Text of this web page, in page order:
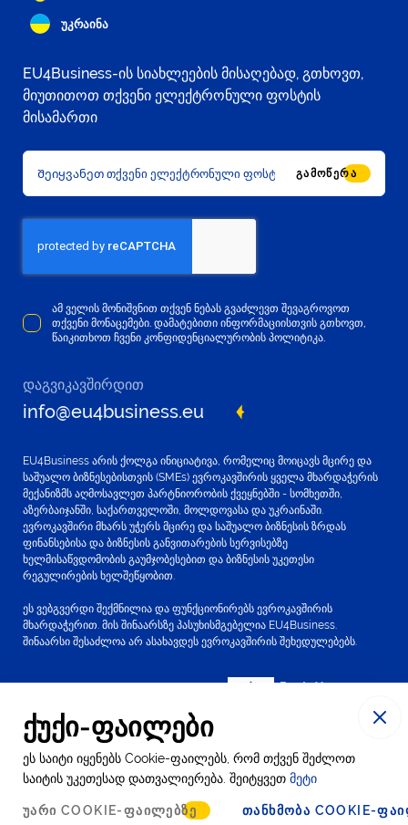
უკრაინა
EU4Business-ის სიახლეების მისაღებად, გთხოვთ,
მიუთითოთ თქვენი ელექტრონული ფოსტის
მისამართი
ᲒᲐᲛᲝᲬᲔᲠᲐ
ამ ველის მონიშვნით თქვენ ნებას გვაძლევთ შევაგროვოთ
თქვენი მონაცემები. დამატებითი ინფორმაციისთვის გთხოვთ,
წაიკითხოთ ჩვენი კონფიდენციალურობის პოლიტიკა.
დაგვიკავშირდით
info@eu4business.eu
EU4Business არის ქოლგა ინიციატივა, რომელიც მოიცავს მცირე და
საშუალო ბიზნესებისთვის (SMEs) ევროკავშირის ყველა მხარდაჭერის
მექანიზმს აღმოსავლეთ პარტნიორობის ქვეყნებში - სომხეთში,
აზერბაიჯანში, საქართველოში, მოლდოვასა და უკრაინაში.
ევროკავშირი მხარს უჭერს მცირე და საშუალო ბიზნესის ზრდას
ფინანსებისა და ბიზნესის განვითარების სერვისებზე
ხელმისაწვდომობის გაუმჯობესებით და ბიზნესის უკეთესი
რეგულირების ხელშეწყობით.
ეს ვებგვერდი შექმნილია და ფუნქციონირებს ევროკავშირის
მხარდაჭერით. მის შინაარსზე პასუხისმგებელია EU4Business.
შინაარსი შესაძლოა არ ასახავდეს ევროკავშირის შეხედულებებს.
© 2016-2024 EU4Business
გამოყენების პოლიტიკა
შეტყობინება
ქუქი-ფაილები
ეს საიტი იყენებს Cookie-ფაილებს, რომ თქვენ შეძლოთ
საიტის უკეთესად დათვალიერება. შეიტყვეთ მეტი
ᲣᲐᲠᲘ COOKIE-ᲤᲐᲘᲚᲔᲑᲖᲔ ᲗᲐᲜᲮᲛᲝᲑᲐ COOKIE-